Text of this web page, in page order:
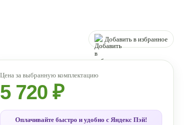
Добавить в избранное
5 720 ₽
Оплачивайте быстро и удобно с Яндекс Пэй!